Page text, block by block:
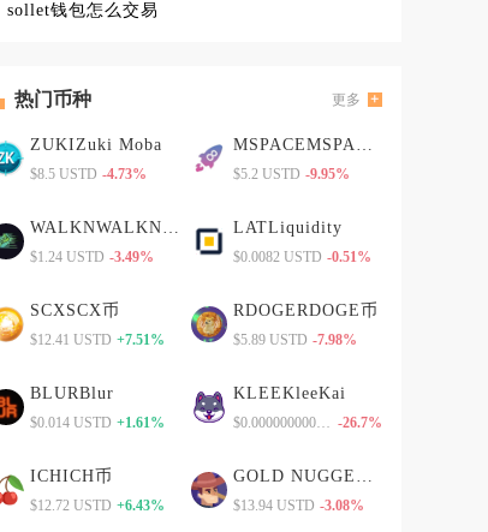
sollet钱包怎么交易
热门币种 更多
ZUKIZuki Moba
$8.5 USTD -4.73%
MSPACEMSPACE币
$5.2 USTD -9.95%
WALKNWALKN币
$1.24 USTD -3.49%
LATLiquidity
$0.0082 USTD -0.51%
SCXSCX币
$12.41 USTD +7.51%
RDOGERDOGE币
$5.89 USTD -7.98%
BLURBlur
$0.014 USTD +1.61%
KLEEKleeKai
$0.00000000000 USTD -26.7%
ICHICH币
$12.72 USTD +6.43%
GOLD NUGGETGOLD NUGGET币
$13.94 USTD -3.08%